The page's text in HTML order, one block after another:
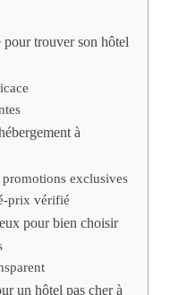
trouver son hôtel
à
exclusives
prix vérifié
pour bien choisir
un hôtel pas cher à